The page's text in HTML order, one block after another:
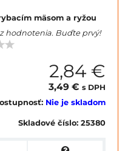
mäsom a ryžou
hodnotenia. Buďte prvý!
2,84 €
3,49 € s DPH
Nie je skladom
Skladové číslo: 25380